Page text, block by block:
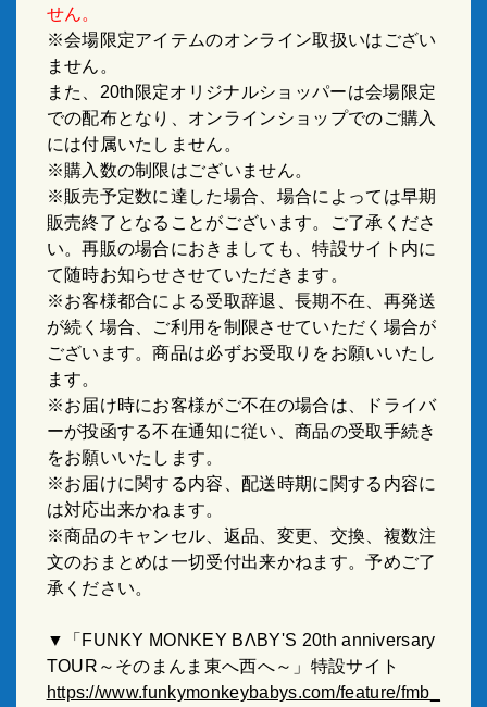
せん。
※会場限定アイテムのオンライン取扱いはござい
ません。
また、20th限定オリジナルショッパーは会場限定
での配布となり、オンラインショップでのご購入
には付属いたしません。
※購入数の制限はございません。
※販売予定数に達した場合、場合によっては早期
販売終了となることがございます。ご了承くださ
い。再販の場合におきましても、特設サイト内に
て随時お知らせさせていただきます。
※お客様都合による受取辞退、長期不在、再発送
が続く場合、ご利用を制限させていただく場合が
ございます。商品は必ずお受取りをお願いいたし
ます。
※お届け時にお客様がご不在の場合は、ドライバ
ーが投函する不在通知に従い、商品の受取手続き
をお願いいたします。
※お届けに関する内容、配送時期に関する内容に
は対応出来かねます。
※商品のキャンセル、返品、変更、交換、複数注
文のおまとめは一切受付出来かねます。予めご了
承ください。
▼「FUNKY MONKEY BΛBY'S 20th anniversary
TOUR～そのまんま東へ西へ～」特設サイト
https://www.funkymonkeybabys.com/feature/fmb_